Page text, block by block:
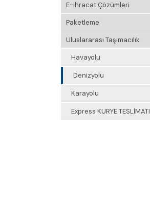
E-ihracat Çözümleri
Paketleme
Uluslararası Taşımacılık
Havayolu
Denizyolu
Karayolu
Express KURYE TESLİMATI